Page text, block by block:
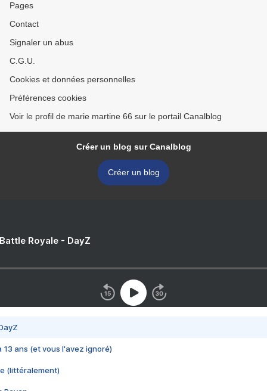
Pages
Contact
Signaler un abus
C.G.U.
Cookies et données personnelles
Préférences cookies
Voir le profil de marie martine 66 sur le portail Canalblog
Créer un blog sur Canalblog
Créer un blog
Royale - DayZ
13 ans (et vous l'avez ignoré)
(littéralement)